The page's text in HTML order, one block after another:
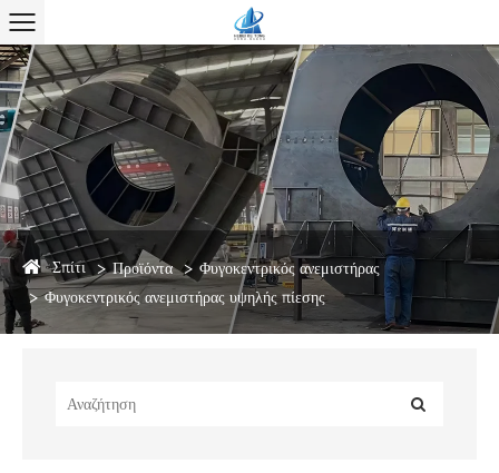
Σπίτι Προϊόντα
Φυγοκεντρικός ανεμιστήρας
Φυγοκεντρικός ανεμιστήρας υψηλής πίεσης